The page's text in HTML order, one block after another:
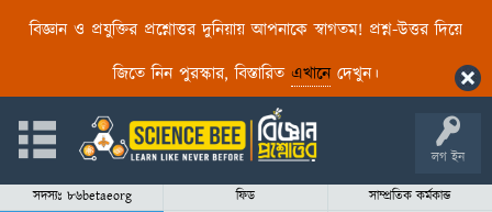
বিজ্ঞান ও প্রযুক্তির প্রশ্নোত্তর দুনিয়ায় আপনাকে স্বাগতম! প্রশ্ন-উত্তর দিয়ে
জিতে নিন পুরস্কার, বিস্তারিত এখানেদেখুন।
লগ ইন
সদস্যঃ 86betaeorg ফিড
সাম্প্রতিক কর্মকান্ড